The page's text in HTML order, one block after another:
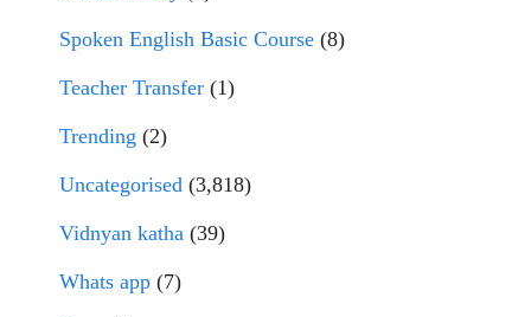
Spoken English Basic Course (8)
Teacher Transfer (1)
Trending (2)
Uncategorised (3,818)
Vidnyan katha (39)
Whats app (7)